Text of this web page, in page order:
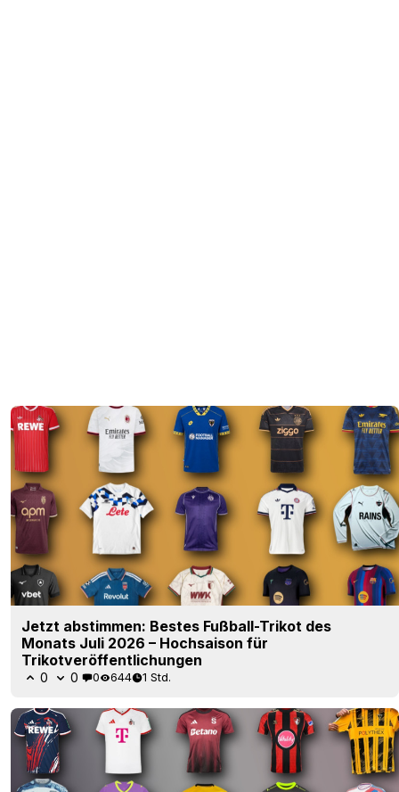
Jetzt abstimmen: Bestes Fußball-Trikot des
Monats Juli 2026 – Hochsaison für
Trikotveröffentlichungen
0 0 0 644 1 Std.